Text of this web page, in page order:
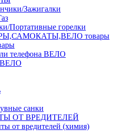
Зажигалки
Портативные горелки
товары
телефона ВЕЛО
ВЕЛО
санки
ОТ ВРЕДИТЕЛЕЙ
от вредителей (химия)